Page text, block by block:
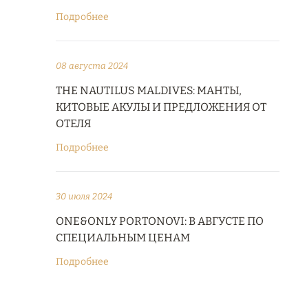
Подробнее
08 августа 2024
THE NAUTILUS MALDIVES: МАНТЫ,
КИТОВЫЕ АКУЛЫ И ПРЕДЛОЖЕНИЯ ОТ
ОТЕЛЯ
Подробнее
30 июля 2024
ONE&ONLY PORTONOVI: В АВГУСТЕ ПО
СПЕЦИАЛЬНЫМ ЦЕНАМ
Подробнее